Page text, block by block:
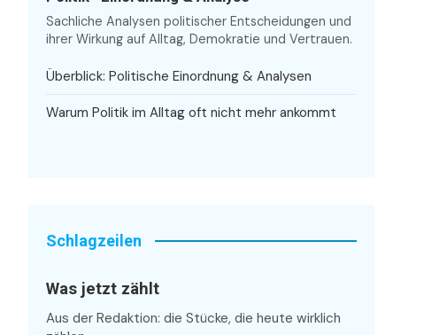
Sachliche Analysen politischer Entscheidungen und
ihrer Wirkung auf Alltag, Demokratie und Vertrauen.
Überblick: Politische Einordnung & Analysen
Warum Politik im Alltag oft nicht mehr ankommt
Schlagzeilen
Was jetzt zählt
Aus der Redaktion: die Stücke, die heute wirklich